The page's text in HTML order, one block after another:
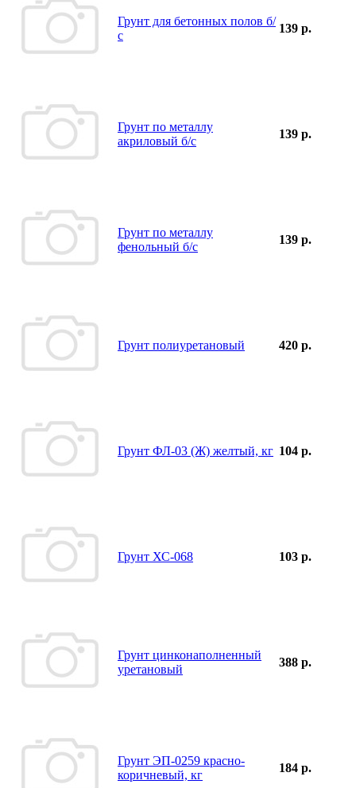
Грунт для бетонных полов б/
с
139 р.
Грунт по металлу
акриловый б/с
139 р.
Грунт по металлу
фенольный б/с
139 р.
Грунт полиуретановый 420 р.
Грунт ФЛ-03 (Ж) желтый, кг 104 р.
Грунт ХС-068 103 р.
Грунт цинконаполненный
уретановый
388 р.
Грунт ЭП-0259 красно-
коричневый, кг
184 р.